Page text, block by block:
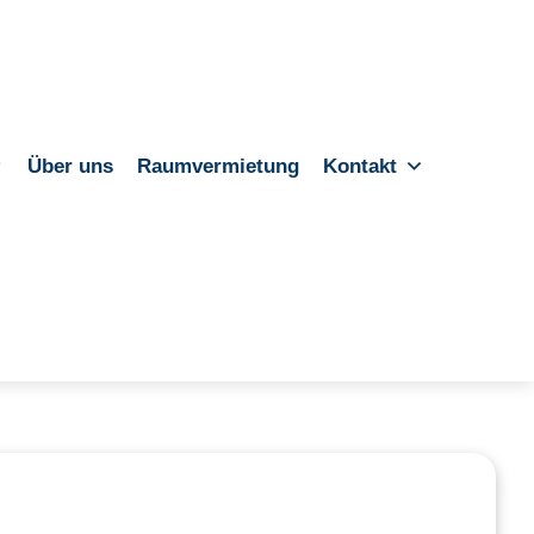
Über uns Raumvermietung Kontakt